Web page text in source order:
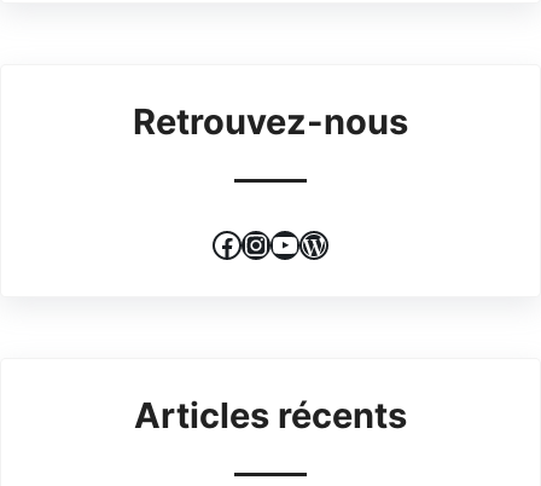
Retrouvez-nous
Facebook
Instagram
YouTube
WordPress
Articles récents